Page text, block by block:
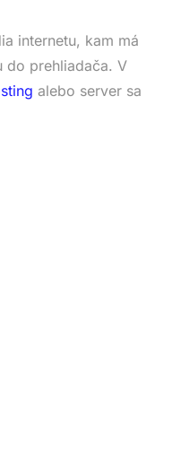
internetu, kam má
do prehliadača. V
alebo server sa